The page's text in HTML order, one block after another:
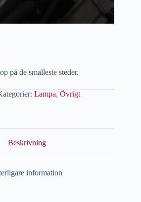
på de smalleste steder.
Lampa, Övrigt
Beskrivning
information